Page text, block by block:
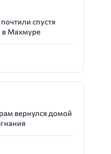
спустя
в Махмуре
вернулся домой